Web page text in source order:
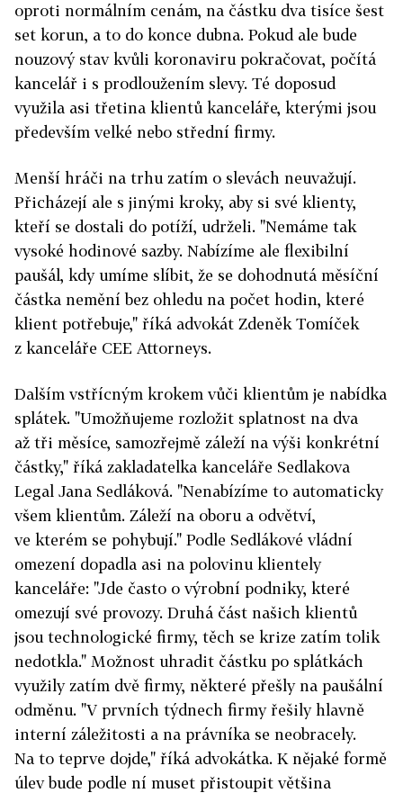
oproti normálním cenám, na částku dva tisíce šest
set korun, a to do konce dubna. Pokud ale bude
nouzový stav kvůli koronaviru pokračovat, počítá
kancelář i s prodloužením slevy. Té doposud
využila asi třetina klientů kanceláře, kterými jsou
především velké nebo střední firmy.
Menší hráči na trhu zatím o slevách neuvažují.
Přicházejí ale s jinými kroky, aby si své klienty,
kteří se dostali do potíží, udrželi. "Nemáme tak
vysoké hodinové sazby. Nabízíme ale flexibilní
paušál, kdy umíme slíbit, že se dohodnutá měsíční
částka nemění bez ohledu na počet hodin, které
klient potřebuje," říká advokát Zdeněk Tomíček
z kanceláře CEE Attorneys.
Dalším vstřícným krokem vůči klientům je nabídka
splátek. "Umožňujeme rozložit splatnost na dva
až tři měsíce, samozřejmě záleží na výši konkrétní
částky," říká zakladatelka kanceláře Sedlakova
Legal Jana Sedláková. "Nenabízíme to automaticky
všem klientům. Záleží na oboru a odvětví,
ve kterém se pohybují." Podle Sedlákové vládní
omezení dopadla asi na polovinu klientely
kanceláře: "Jde často o výrobní podniky, které
omezují své provozy. Druhá část našich klientů
jsou technologické firmy, těch se krize zatím tolik
nedotkla." Možnost uhradit částku po splátkách
využily zatím dvě firmy, některé přešly na paušální
odměnu. "V prvních týdnech firmy řešily hlavně
interní záležitosti a na právníka se neobracely.
Na to teprve dojde," říká advokátka. K nějaké formě
úlev bude podle ní muset přistoupit většina